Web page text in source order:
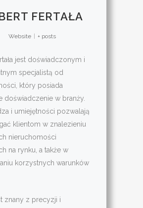
FERTAŁA
Website + posts
jest doświadczonym i
specjalistą od
który posiada
doświadczenie w branży.
i umiejętności pozwalają
klientom w znalezieniu
nieruchomości
na rynku, a także w
korzystnych warunków
znany z precyzji i